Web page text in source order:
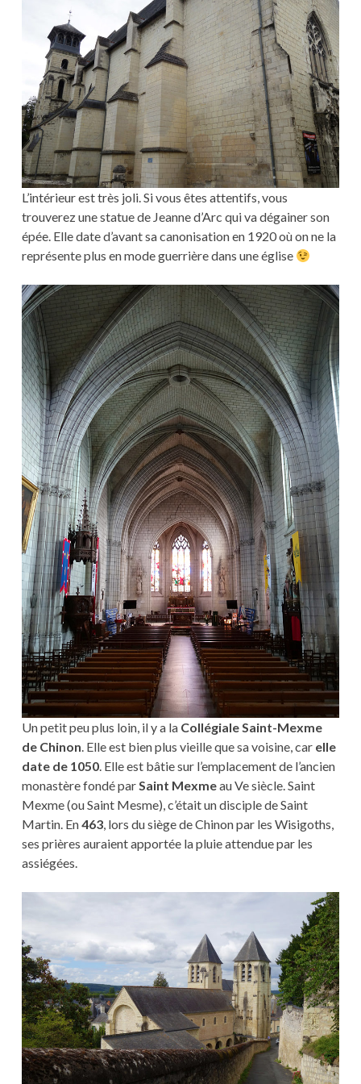
L’intérieur est très joli. Si vous êtes attentifs, vous
trouverez une statue de Jeanne d’Arc qui va dégainer son
épée. Elle date d’avant sa canonisation en 1920 où on ne la
représente plus en mode guerrière dans une église
Un petit peu plus loin, il y a la Collégiale Saint-Mexme
de Chinon. Elle est bien plus vieille que sa voisine, car elle
date de 1050. Elle est bâtie sur l’emplacement de l’ancien
monastère fondé parSaint Mexmeau Ve siècle. Saint
Mexme (ou Saint Mesme), c’était un disciple de Saint
Martin. En463, lors du siège de Chinon par les Wisigoths,
ses prières auraient apportée la pluie attendue par les
assiégées.